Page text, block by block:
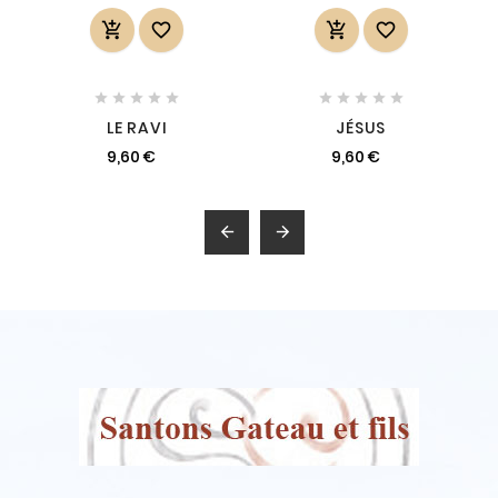
 
    
LE RAVI
9,60 €
 
    
JÉSUS
9,60 €
 